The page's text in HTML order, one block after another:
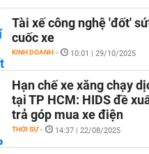
Tài xế công nghệ 'đốt'
cuốc xe
KINH DOANH - 10:01 | 29/10/2025
Hạn chế xe xăng chạy
tại TP HCM: HIDS đề
trả góp mua xe điện
THỜI SỰ - 14:37 | 22/08/2025